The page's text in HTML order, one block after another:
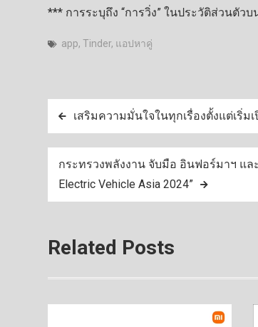
*** การระบุถึง “การวิ่ง” ในประวัติส่วนตัว
app, Tinder, แอปหาคู่
แนะแนว
เรื่อง
เสริมความมั่นใจในทุกเรื่องตั้งแต่เริ่
กระทรวงพลังงาน จับมือ อินฟอร์มาฯ และ
Electric Vehicle Asia 2024”
Related Posts